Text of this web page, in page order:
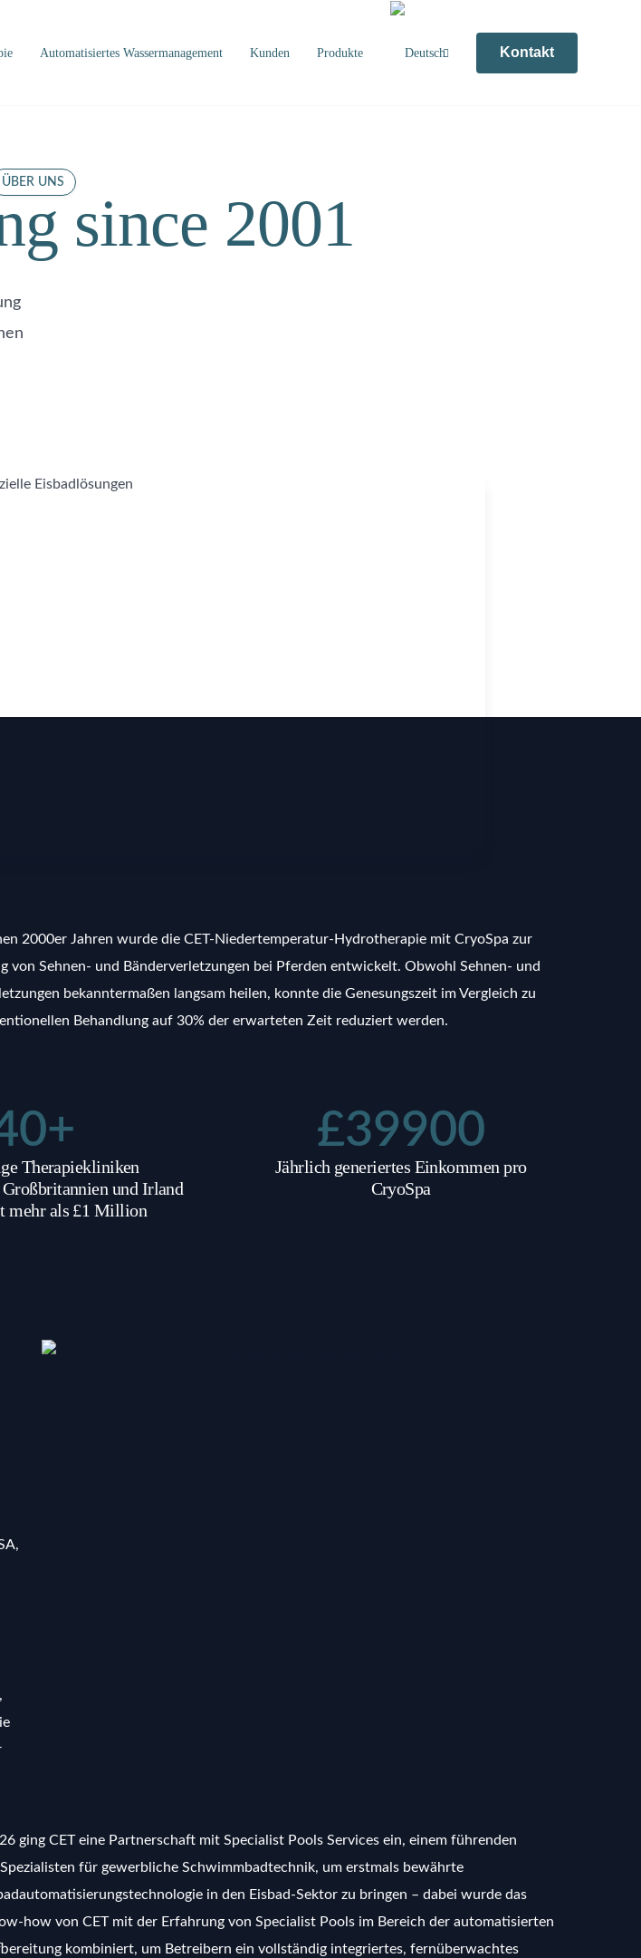
Automatisiertes Wassermanagement Kunden Produkte Kontakt
ÜBER UNS
since 2001
2000er Jahren wurde die CET-Niedertemperatur-Hydrotherapie mit CryoSpa zur
von Sehnen- und Bänderverletzungen bei Pferden entwickelt. Obwohl Sehnen- und
bekanntermaßen langsam heilen, konnte die Genesungszeit im Vergleich zu
Behandlung auf 30% der erwarteten Zeit reduziert werden.
+
Therapiekliniken
und Irland
mehr als £1 Million
£39900
Jährlich generiertes Einkommen pro
CryoSpa
ging CET eine Partnerschaft mit Specialist Pools Services ein, einem führenden
für gewerbliche Schwimmbadtechnik, um erstmals bewährte
in den Eisbad-Sektor zu bringen – dabei wurde das
how von CET mit der Erfahrung von Specialist Pools im Bereich der automatisierten
kombiniert, um Betreibern ein vollständig integriertes, fernüberwachtes